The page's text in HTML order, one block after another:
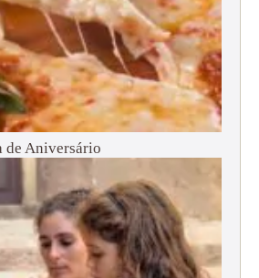
de Aniversário